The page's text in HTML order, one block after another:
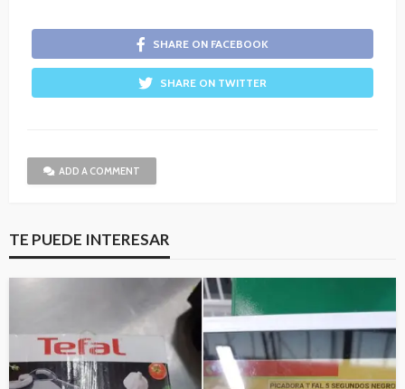
SHARE ON FACEBOOK
SHARE ON TWITTER
ADD A COMMENT
TE PUEDE INTERESAR